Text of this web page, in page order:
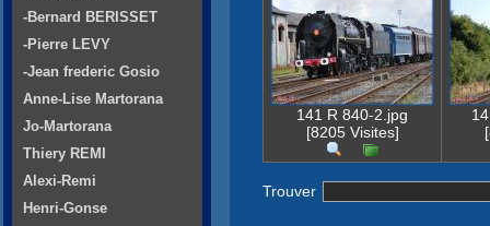
141 R 840-2.jpg
[8205 Visites]
Trouver
-Bernard BERISSET
-Pierre LEVY
-Jean frederic Gosio
Anne-Lise Martorana
Jo-Martorana
Thiery REMI
Alexi-Remi
Henri-Gonse